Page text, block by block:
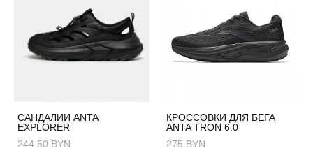
САНДАЛИИ ANTA
EXPLORER
244.50 BYN
КРОССОВКИ ДЛЯ БЕГА
ANTA TRON 6.0
275 BYN